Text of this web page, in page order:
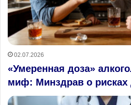
02.07.2026
«Умеренная доза»
миф: Минздрав о рисках